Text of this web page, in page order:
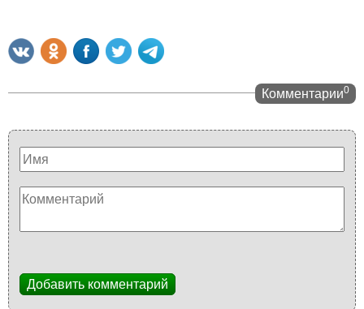
Комментарии0
Добавить комментарий